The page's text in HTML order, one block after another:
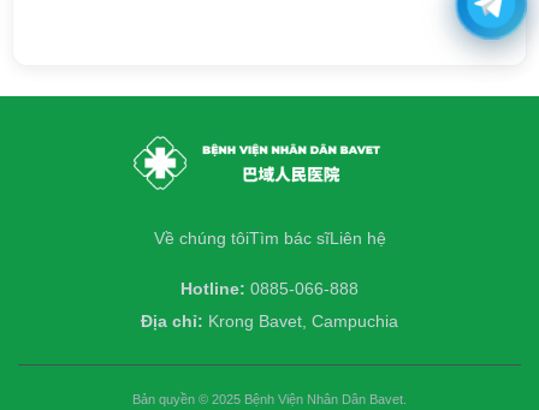
Về chúng tôiTìm bác sĩLiên hệ
Hotline: 0885-066-888
Địa chỉ: Krong Bavet, Campuchia
Bản quyền © 2025 Bệnh Viện Nhân Dân Bavet.